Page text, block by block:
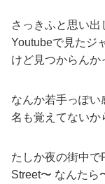
さっきふと思い出
Youtubeで見たジ
けど見つからんか
なんか若手っぽい
名も覚えてないか
たしか夜の街中で
Street〜 なんたら